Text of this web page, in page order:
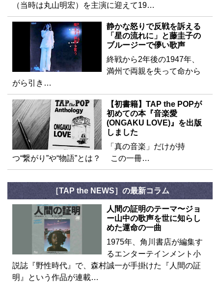
（当時は丸山明宏）を主演に迎えて19…
静かな怒りで反戦を訴える
「星の流れに」と藤圭子の
ブルージーで儚い歌声
終戦から2年後の1947年、
満州で両親を失って命から
がら引き…
【初書籍】TAP the POPが
初めての本『音楽愛
(ONGAKU LOVE)』を出版
しました
「真の音楽」だけが持
つ“繋がり”や“物語”とは？ この一冊…
［TAP the NEWS］の最新コラム
人間の証明のテーマ〜ジョ
ー山中の歌声を世に知らし
めた運命の一曲
1975年、角川書店が編集す
るエンターテインメント小
説誌『野性時代』で、森村誠一が手掛けた『人間の証
明』という作品が連載…